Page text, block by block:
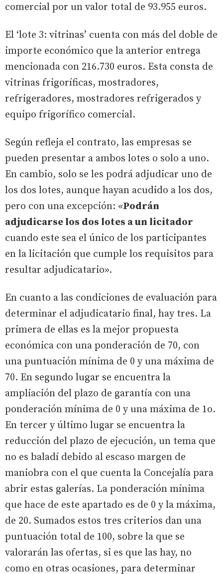
comercial por un valor total de 93.955 euros.
El ‘lote 3: vitrinas’ cuenta con más del doble de
importe económico que la anterior entrega
mencionada con 216.730 euros. Esta consta de
vitrinas frigoríficas, mostradores,
refrigeradores, mostradores refrigerados y
equipo frigorífico comercial.
Según refleja el contrato, las empresas se
pueden presentar a ambos lotes o solo a uno.
En cambio, solo se les podrá adjudicar uno de
los dos lotes, aunque hayan acudido a los dos,
pero con una excepción: «Podrán
adjudicarse los dos lotes a un licitador
cuando este sea el único de los participantes
en la licitación que cumple los requisitos para
resultar adjudicatario».
En cuanto a las condiciones de evaluación para
determinar el adjudicatario final, hay tres. La
primera de ellas es la mejor propuesta
económica con una ponderación de 70, con
una puntuación mínima de 0 y una máxima de
70. En segundo lugar se encuentra la
ampliación del plazo de garantía con una
ponderación mínima de 0 y una máxima de 1o.
En tercer y último lugar se encuentra la
reducción del plazo de ejecución, un tema que
no es baladí debido al escaso margen de
maniobra con el que cuenta la Concejalía para
abrir estas galerías. La ponderación mínima
que hace de este apartado es de 0 y la máxima,
de 20. Sumados estos tres criterios dan una
puntuación total de 100, sobre la que se
valorarán las ofertas, si es que las hay, no
como en otras ocasiones, para determinar